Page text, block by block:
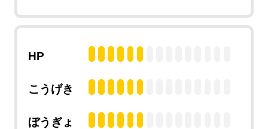
HP
こうげき
ぼうぎょ